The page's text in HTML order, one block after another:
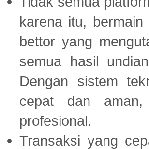
karena itu, bermain
bettor yang
semua hasil
Dengan sistem
cepat dan aman,
profesional.
Transaksi yang